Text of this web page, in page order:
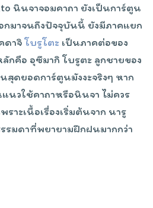
นินจาจอมคาถา ยังเป็นการ์ตูน
มาจนถึงปัจจุบันนี้ ยังมีภาคแยก
ดาจิโบรูโตะ เป็นภาคต่อของ
กคือ อุซึมากิ โบรูตะ ลูกชายของ
สุดยอดการ์ตูนมังงะจริงๆ หาก
วใช้คาถาหรือนินจา ไม่ควร
าะเนื้อเรื่องเริ่มต้นจาก นารู
รมดาที่พยายามฝึกฝนมากกว่า